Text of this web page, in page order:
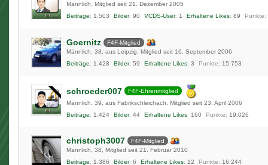
Männlich
Mitglied seit 21. Dezember 2005
Beiträge
1.503 Bilder 90 VCDS-User 1 Erhaltene Likes 89 Punkte
Goernitz
F4F-Mitglied
Männlich
38 aus Leipzig
Mitglied seit 16. September 2006
Beiträge
1.428 Bilder 59 Erhaltene Likes 3 Punkte 15.753
schroeder007
F4F-Ehrenmitglied
Männlich
39 aus Fabrikschleichach
Mitglied seit 23. April 2006
Beiträge
1.424 Bilder 44 Erhaltene Likes 160 Punkte 19.026
christoph3007
F4F-Mitglied
Männlich
38
Mitglied seit 21. Februar 2010
Beiträge
1.386 Bilder 6 Erhaltene Likes 12 Punkte 16.244